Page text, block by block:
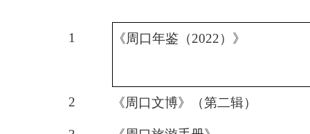
1 《周口年鉴（2022）》
2 《周口文博》（第二辑）